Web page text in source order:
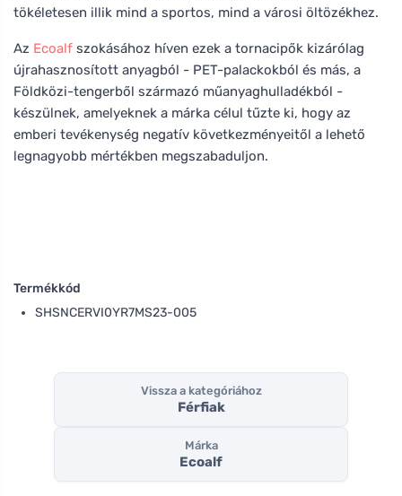
tökéletesen illik mind a sportos, mind a városi öltözékhez.
Az Ecoalf szokásához híven ezek a tornacipők kizárólag
újrahasznosított anyagból - PET-palackokból és más, a
Földközi-tengerből származó műanyaghulladékból -
készülnek, amelyeknek a márka célul tűzte ki, hogy az
emberi tevékenység negatív következményeitől a lehető
legnagyobb mértékben megszabaduljon.
Termékkód
SHSNCERVI0YR7MS23-005
Vissza a kategóriához
Férfiak
Márka
Ecoalf